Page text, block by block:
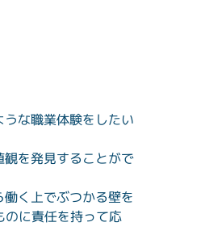
な職業体験をしたい
を発見することがで
く上でぶつかる壁を
のに責任を持って応